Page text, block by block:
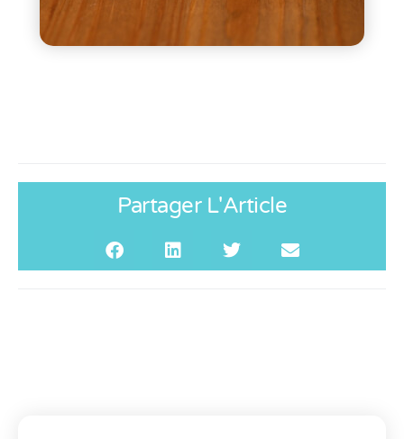
Partager L'Article